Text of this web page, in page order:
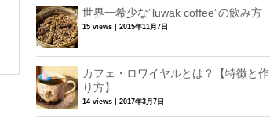
世界一希少な”luwak coffee”の飲み方
15 views 2015年11月7日
カフェ・ロワイヤルとは？【特徴と作
り方】
14 views 2017年3月7日